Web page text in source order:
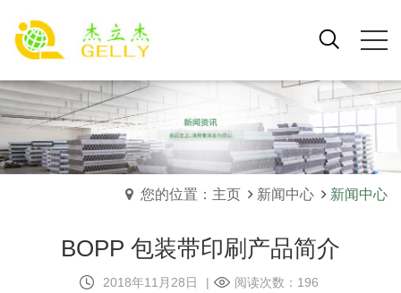
您的位置：主页 新闻中心 新闻中心
BOPP 包装带印刷产品简介
2018年11月28日 | 阅读次数：196